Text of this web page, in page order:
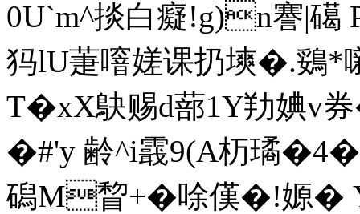
0U`m^掞白癡!g)n謇|
犸lU萐噾嫅课扔塽�.鵎
T�xX鴃赐d蔀1Y劷婰v
�#'y 齢^i霵9(A杤璚
磶M睝+�唋傼�!嫄�